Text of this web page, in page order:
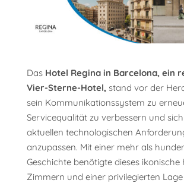
Das Hotel Regina in Barcelona, ein
Vier-Sterne-Hotel, stand vor der
sein Kommunikationssystem zu
Servicequalität zu verbessern und
aktuellen technologischen
anzupassen. Mit einer mehr als
Geschichte benötigte dieses ikonische
Zimmern und einer privilegierten